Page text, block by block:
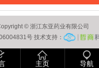
© 浙江东亚药业有限公司
号 技术支持：
主页 导航